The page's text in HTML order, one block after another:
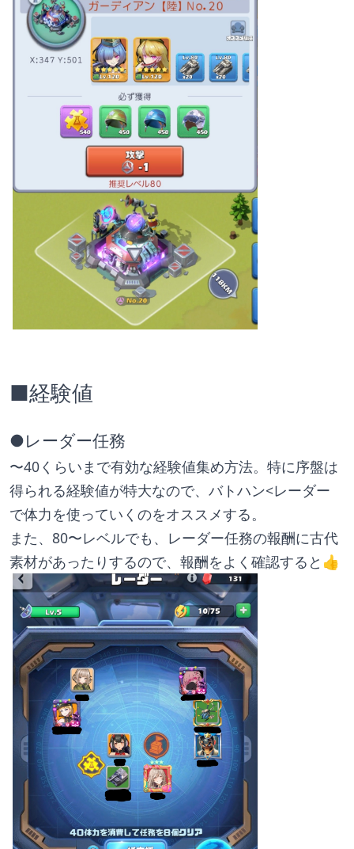
■経験値
●レーダー任務
〜40くらいまで有効な経験値集め方法。特に序盤は
得られる経験値が特大なので、バトハン<レーダー
で体力を使っていくのをオススメする。
また、80〜レベルでも、レーダー任務の報酬に古代
素材があったりするので、報酬をよく確認すると👍️